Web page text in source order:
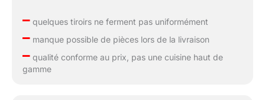
–quelques tiroirs ne ferment pas uniformément
–manque possible de pièces lors de la livraison
–qualité conforme au prix, pas une cuisine haut de
gamme